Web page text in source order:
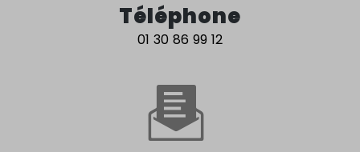
Téléphone
01 30 86 99 12